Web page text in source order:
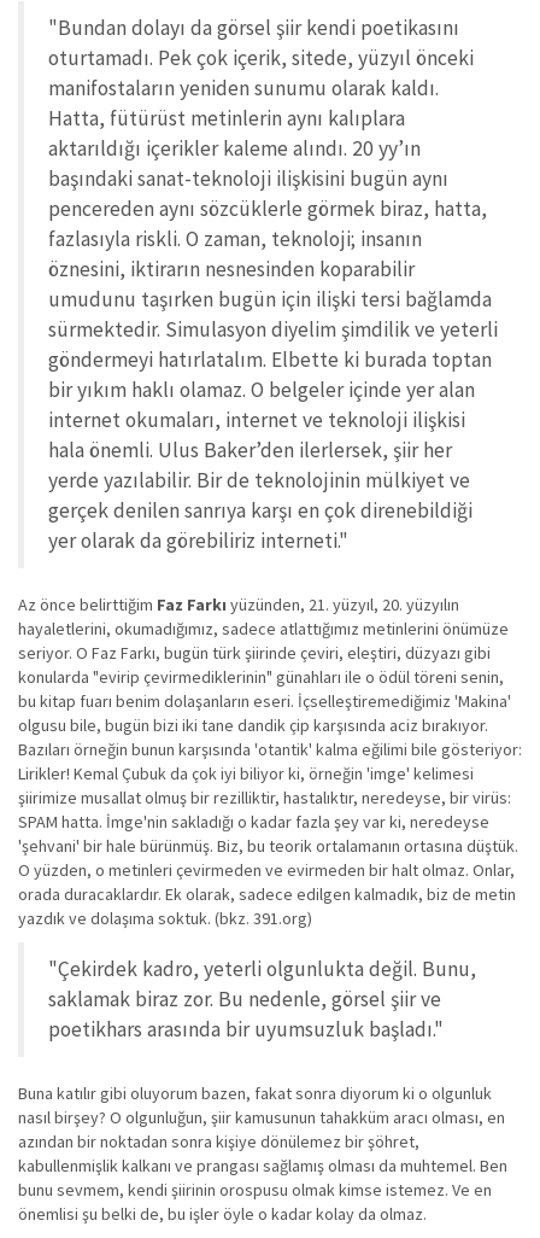
"Bundan dolayı da görsel şiir kendi poetikasını
oturtamadı. Pek çok içerik, sitede, yüzyıl önceki
manifostaların yeniden sunumu olarak kaldı.
Hatta, fütürüst metinlerin aynı kalıplara
aktarıldığı içerikler kaleme alındı. 20 yy’ın
başındaki sanat-teknoloji ilişkisini bugün aynı
pencereden aynı sözcüklerle görmek biraz, hatta,
fazlasıyla riskli. O zaman, teknoloji; insanın
öznesini, iktirarın nesnesinden koparabilir
umudunu taşırken bugün için ilişki tersi bağlamda
sürmektedir. Simulasyon diyelim şimdilik ve yeterli
göndermeyi hatırlatalım. Elbette ki burada toptan
bir yıkım haklı olamaz. O belgeler içinde yer alan
internet okumaları, internet ve teknoloji ilişkisi
hala önemli. Ulus Baker’den ilerlersek, şiir her
yerde yazılabilir. Bir de teknolojinin mülkiyet ve
gerçek denilen sanrıya karşı en çok direnebildiği
yer olarak da görebiliriz interneti."
Az önce belirttiğim Faz Farkı yüzünden, 21. yüzyıl, 20. yüzyılın
hayaletlerini, okumadığımız, sadece atlattığımız metinlerini önümüze
seriyor. O Faz Farkı, bugün türk şiirinde çeviri, eleştiri, düzyazı gibi
konularda "evirip çevirmediklerinin" günahları ile o ödül töreni senin,
bu kitap fuarı benim dolaşanların eseri. İçselleştiremediğimiz 'Makina'
olgusu bile, bugün bizi iki tane dandik çip karşısında aciz bırakıyor.
Bazıları örneğin bunun karşısında 'otantik' kalma eğilimi bile gösteriyor:
Lirikler! Kemal Çubuk da çok iyi biliyor ki, örneğin 'imge' kelimesi
şiirimize musallat olmuş bir rezilliktir, hastalıktır, neredeyse, bir virüs:
SPAM hatta. İmge'nin sakladığı o kadar fazla şey var ki, neredeyse
'şehvani' bir hale bürünmüş. Biz, bu teorik ortalamanın ortasına düştük.
O yüzden, o metinleri çevirmeden ve evirmeden bir halt olmaz. Onlar,
orada duracaklardır. Ek olarak, sadece edilgen kalmadık, biz de metin
yazdık ve dolaşıma soktuk. (bkz. 391.org)
"Çekirdek kadro, yeterli olgunlukta değil. Bunu,
saklamak biraz zor. Bu nedenle, görsel şiir ve
poetikhars arasında bir uyumsuzluk başladı."
Buna katılır gibi oluyorum bazen, fakat sonra diyorum ki o olgunluk
nasıl birşey? O olgunluğun, şiir kamusunun tahakküm aracı olması, en
azından bir noktadan sonra kişiye dönülemez bir şöhret,
kabullenmişlik kalkanı ve prangası sağlamış olması da muhtemel. Ben
bunu sevmem, kendi şiirinin orospusu olmak kimse istemez. Ve en
önemlisi şu belki de, bu işler öyle o kadar kolay da olmaz.